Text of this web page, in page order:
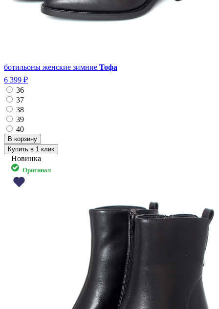
ботильоны женские зимние Тофа
6 399 ₽
36
37
38
39
40
Купить в 1 клик
Новинка
Оригинал